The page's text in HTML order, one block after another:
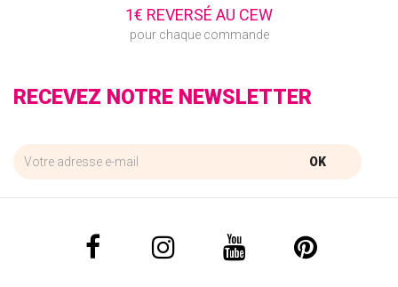
1€ REVERSÉ AU CEW
pour chaque commande
RECEVEZ NOTRE NEWSLETTER
OK